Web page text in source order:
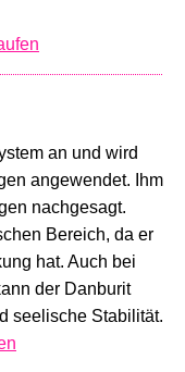
an und wird
angewendet. Ihm
nachgesagt.
Bereich, da er
hat. Auch bei
der Danburit
seelische Stabilität.